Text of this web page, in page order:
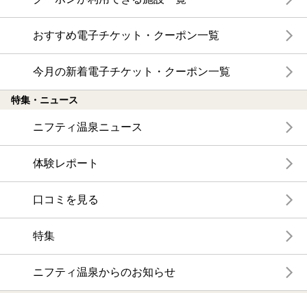
おすすめ電子チケット・クーポン一覧
今月の新着電子チケット・クーポン一覧
特集・ニュース
ニフティ温泉ニュース
体験レポート
口コミを見る
特集
ニフティ温泉からのお知らせ